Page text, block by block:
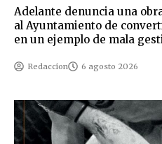
Adelante denuncia una
al Ayuntamiento de
en un ejemplo de mala
Redaccion 6 agosto 2026